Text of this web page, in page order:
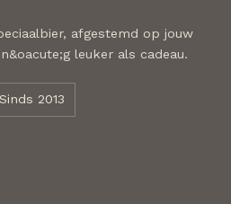
afgestemd op jouw
leuker als cadeau.
2013